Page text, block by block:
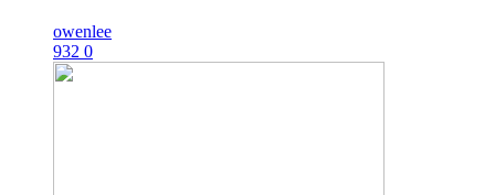
owenlee
932 0